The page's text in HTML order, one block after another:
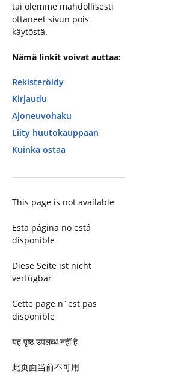
tai olemme mahdollisesti
ottaneet sivun pois
käytöstä.
Nämä linkit voivat auttaa:
Rekisteröidy
Kirjaudu
Ajoneuvohaku
Liity huutokauppaan
Kuinka ostaa
This page is not available
Esta página no está
disponible
Diese Seite ist nicht
verfügbar
Cette page n´est pas
disponible
यह पृष्ठ उपलब्ध नहीं है
此页面当前不可用